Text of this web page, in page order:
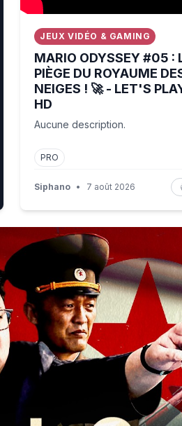
JEUX VIDÉO & GAMING
MARIO ODYSSEY #05 :
PIÈGE DU ROYAUME
NEIGES ! 🚀 - LET'S
HD
Aucune description.
PRO
Siphano • 7 août 2026
et se banalise"